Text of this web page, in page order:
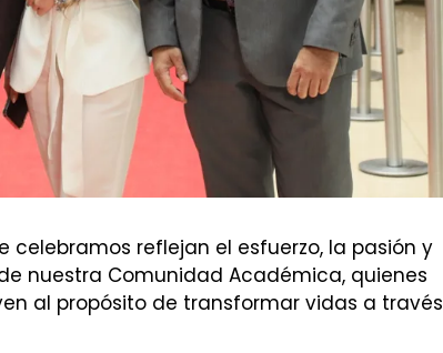
celebramos reflejan el esfuerzo, la pasión y
nuestra Comunidad Académica, quienes
al propósito de transformar vidas a través